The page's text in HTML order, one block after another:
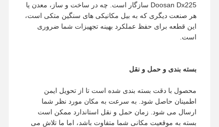
قطعات زیرروی
بیکار جلو
چرخ زنجیر
زنجیره آهنگ
Doosan Dx225 سازگار است. چه در ساخت و ساز، معدن یا
هر صنعت دیگری که به بیل مکانیکی های سنگین متکی است،
این قطعه برای حفظ عملکرد بهینه تجهیزات شما ضروری
است.
بسته بندی و حمل و نقل
محصول با دقت بسته بندی شده است تا از تحویل ایمن
اطمینان حاصل شود. به سرعت به مکان مورد نظر شما
ارسال می شود. زمان حمل و نقل استاندارد ممکن است
بسته به موقعیت مکانی شما متفاوت باشد، اما ما تلاش می